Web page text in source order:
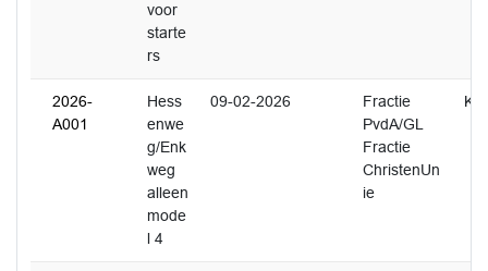
voor
starte
rs
2026-
A001
Hess
enwe
g/Enk
weg
alleen
mode
l 4
09-02-2026
Fractie
PvdA/GL
Fractie
ChristenUn
ie
K.